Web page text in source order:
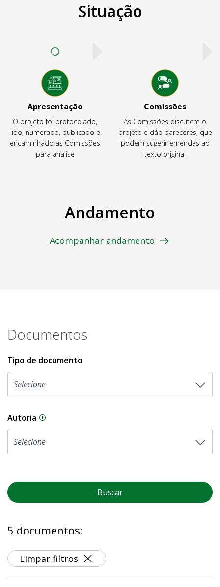
Situação
Apresentação
O projeto foi protocolado,
lido, numerado, publicado e
encaminhado às Comissões
para análise
Comissões
As Comissões discutem o
projeto e dão pareceres, que
podem sugerir emendas ao
texto original
Andamento
Acompanhar andamento
Documentos
Tipo de documento
Autoria As proposições legislativas na CLDF podem
Buscar
5 documentos:
Limpar filtros